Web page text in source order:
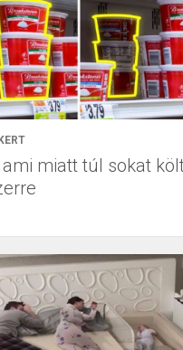
ami miatt túl sokat